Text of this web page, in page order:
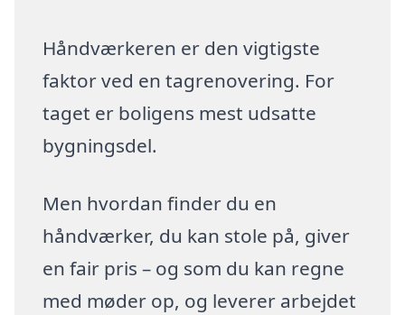
Håndværkeren er den vigtigste
faktor ved en tagrenovering. For
taget er boligens mest udsatte
bygningsdel.
Men hvordan finder du en
håndværker, du kan stole på, giver
en fair pris – og som du kan regne
med møder op, og leverer arbejdet